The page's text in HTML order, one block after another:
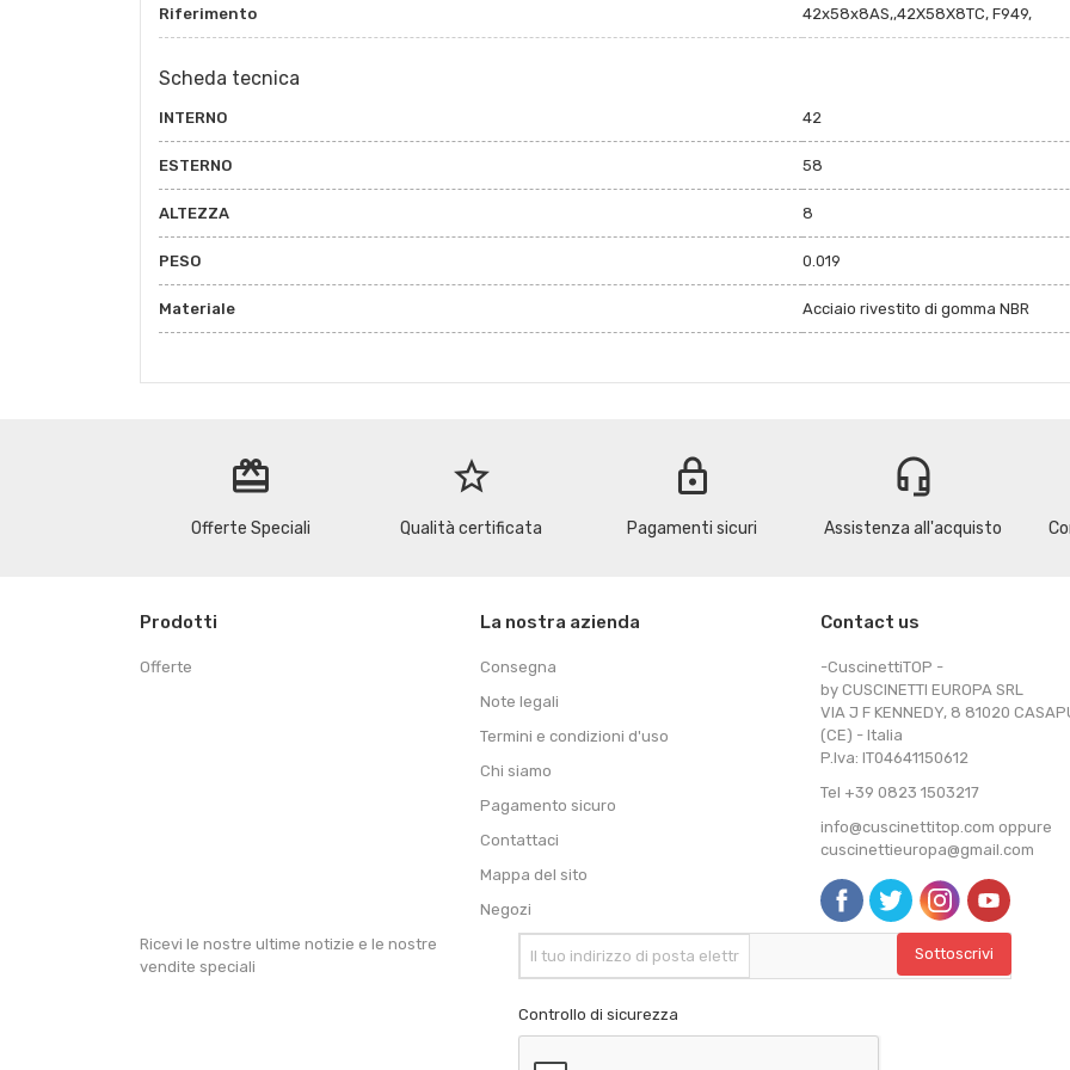
Riferimento 42x58x8AS,,42X58X8TC, F949,
Scheda tecnica
INTERNO 42
ESTERNO 58
ALTEZZA 8
PESO 0.019
Materiale Acciaio rivestito di gomma NBR
redeem
Offerte Speciali
star_border
Qualità certificata
lock
Pagamenti sicuri
headset_mic
Assistenza all'acquisto
Prodotti
Offerte
La nostra azienda
Consegna
Note legali
Termini e condizioni d'uso
Chi siamo
Pagamento sicuro
Contattaci
Mappa del sito
Negozi
Contact us
-CuscinettiTOP -
by CUSCINETTI EUROPA SRL
VIA J F KENNEDY, 8 81020
(CE) - Italia
P.Iva: IT04641150612
Tel +39 0823 1503217
info@cuscinettitop.com oppure
cuscinettieuropa@gmail.com
Ricevi le nostre ultime notizie e le nostre
vendite speciali
Controllo di sicurezza